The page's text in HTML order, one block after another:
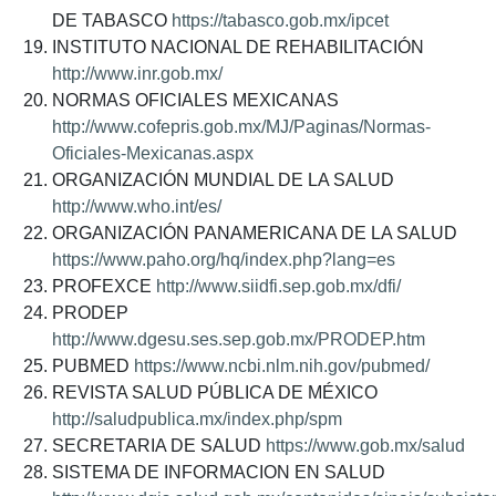
DE TABASCO https://tabasco.gob.mx/ipcet
INSTITUTO NACIONAL DE REHABILITACIÓN
http://www.inr.gob.mx/
NORMAS OFICIALES MEXICANAS
http://www.cofepris.gob.mx/MJ/Paginas/Normas-
Oficiales-Mexicanas.aspx
ORGANIZACIÓN MUNDIAL DE LA SALUD
http://www.who.int/es/
ORGANIZACIÓN PANAMERICANA DE LA SALUD
https://www.paho.org/hq/index.php?lang=es
PROFEXCE http://www.siidfi.sep.gob.mx/dfi/
PRODEP
http://www.dgesu.ses.sep.gob.mx/PRODEP.htm
PUBMED https://www.ncbi.nlm.nih.gov/pubmed/
REVISTA SALUD PÚBLICA DE MÉXICO
http://saludpublica.mx/index.php/spm
SECRETARIA DE SALUD https://www.gob.mx/salud
SISTEMA DE INFORMACION EN SALUD